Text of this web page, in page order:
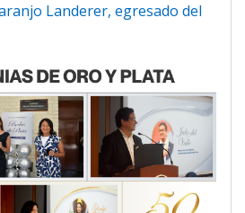
Landerer, egresado del